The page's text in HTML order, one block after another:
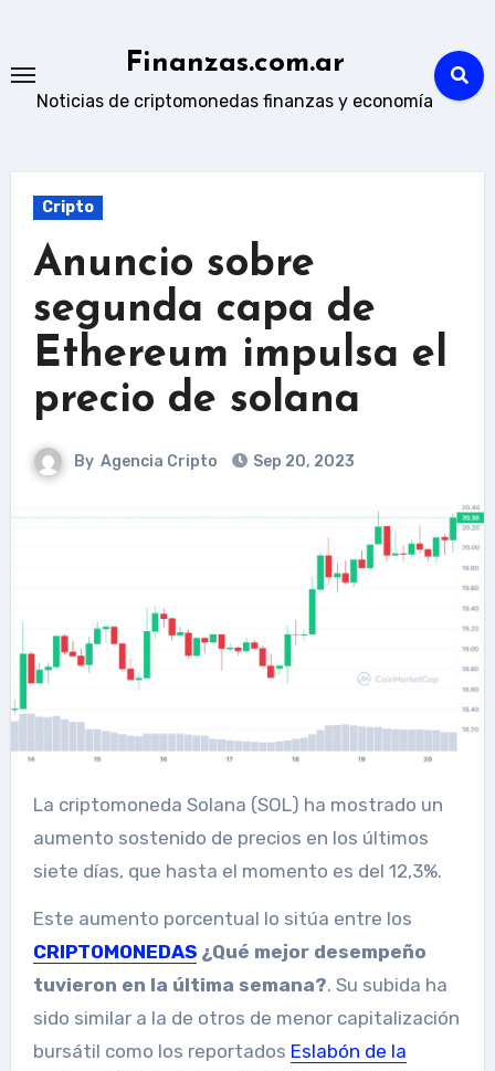
content
Finanzas.com.ar
Noticias de criptomonedas finanzas y economía
Cripto
Anuncio sobre
segunda capa de
Ethereum impulsa el
precio de solana
By Agencia Cripto Sep 20, 2023
La criptomoneda Solana (SOL) ha mostrado un
aumento sostenido de precios en los últimos
siete días, que hasta el momento es del 12,3%.
Este aumento porcentual lo sitúa entre los
CRIPTOMONEDAS¿Qué mejor desempeño
tuvieron en la última semana?. Su subida ha
sido similar a la de otros de menor capitalización
bursátil como los reportados Eslabón de la